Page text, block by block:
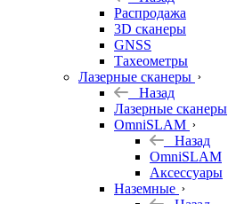
Распродажа
3D сканеры
GNSS
Тахеометры
Лазерные сканеры
Назад
Лазерные сканеры
OmniSLAM
Назад
OmniSLAM
Аксессуары
Наземные